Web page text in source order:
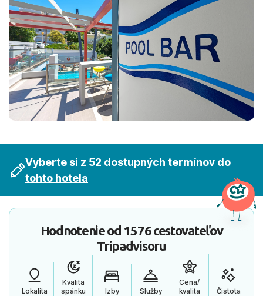
Vyberte si z 52 dostupných termínov do
tohto hotela
Hodnotenie od 1576 cestovateľov
Tripadvisoru
Lokalita
Kvalita
spánku
Izby Služby
Cena/
kvalita
Čistota